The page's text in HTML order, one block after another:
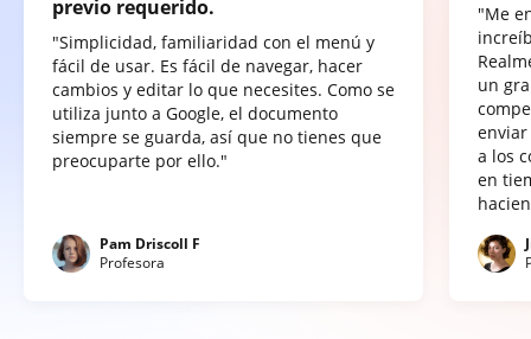
previo requerido.
"Simplicidad, familiaridad con el menú y
fácil de usar. Es fácil de navegar, hacer
cambios y editar lo que necesites. Como se
utiliza junto a Google, el documento
siempre se guarda, así que no tienes que
preocuparte por ello."
Pam Driscoll F
Profesora
"Me
un
a los
en